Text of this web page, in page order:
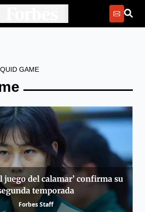
GAME
juego del calamar’ confirma su
temporada
Forbes Staff